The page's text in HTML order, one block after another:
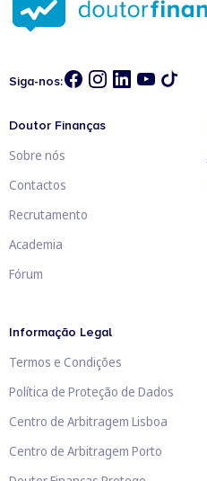
Siga-nos:
Doutor Finanças
Sobre nós
Contactos
Recrutamento
Academia
Fórum
Informação Legal
Termos e Condições
Política de Proteção de Dados
Centro de Arbitragem Lisboa
Centro de Arbitragem Porto